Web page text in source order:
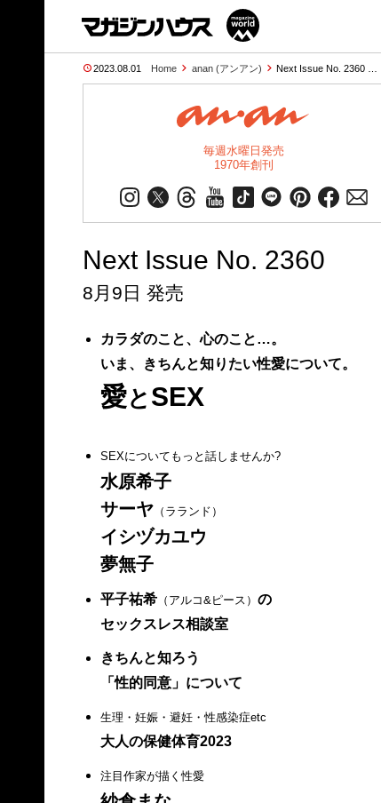
2023.08.01 Home anan (アンアン) Next Issue No. 2360 …
毎週水曜日発売
1970年創刊
Next Issue No. 2360
8月9日 発売
カラダのこと、心のこと…。
いま、きちんと知りたい性愛について。
愛と SEX
SEXについてもっと話しませんか?
水原希子
サーヤ （ラランド）
イシヅカユウ
夢無子
平子祐希（アルコ&ピース） の
セックスレス相談室
きちんと知ろう
「性的同意」について
生理・妊娠・避妊・性感染症etc
大人の保健体育2023
注目作家が描く性愛